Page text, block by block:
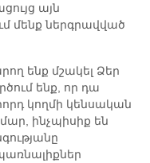
այն
մենք ներգրավված
ենք մշակել Ձեր
ենք, որ դա
կողմի կենսական
ինչպիսիք են